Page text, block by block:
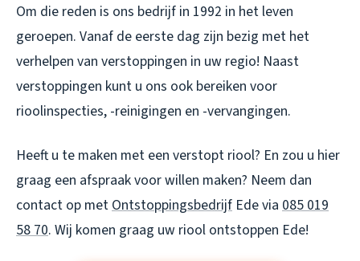
Om die reden is ons bedrijf in 1992 in het leven
geroepen. Vanaf de eerste dag zijn bezig met het
verhelpen van verstoppingen in uw regio! Naast
verstoppingen kunt u ons ook bereiken voor
rioolinspecties, -reinigingen en -vervangingen.
Heeft u te maken met een verstopt riool? En zou u hier
graag een afspraak voor willen maken? Neem dan
contact op met Ontstoppingsbedrijf Ede via 085 019
58 70. Wij komen graag uw riool ontstoppen Ede!